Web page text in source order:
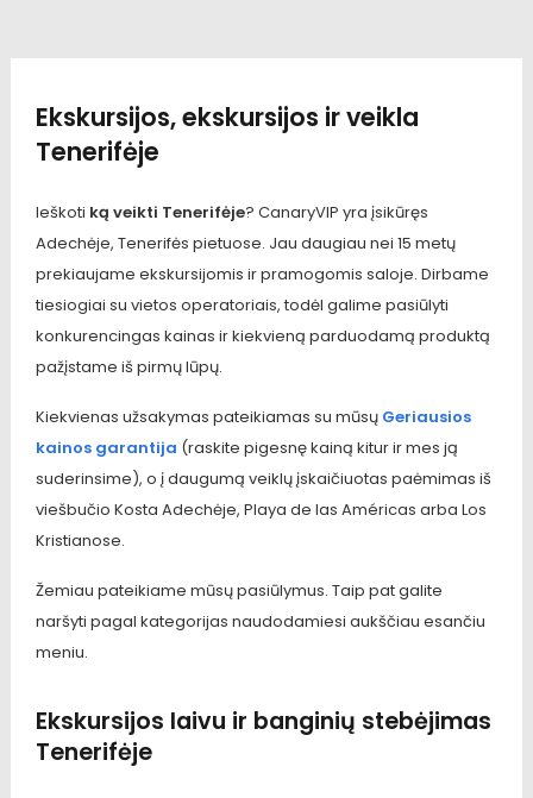
Ekskursijos, ekskursijos ir veikla
Tenerifėje
Ieškoti ką veikti Tenerifėje? CanaryVIP yra įsikūręs
Adechėje, Tenerifės pietuose. Jau daugiau nei 15 metų
prekiaujame ekskursijomis ir pramogomis saloje. Dirbame
tiesiogiai su vietos operatoriais, todėl galime pasiūlyti
konkurencingas kainas ir kiekvieną parduodamą produktą
pažįstame iš pirmų lūpų.
Kiekvienas užsakymas pateikiamas su mūsų Geriausios
kainos garantija (raskite pigesnę kainą kitur ir mes ją
suderinsime), o į daugumą veiklų įskaičiuotas paėmimas iš
viešbučio Kosta Adechėje, Playa de las Américas arba Los
Kristianose.
Žemiau pateikiame mūsų pasiūlymus. Taip pat galite
naršyti pagal kategorijas naudodamiesi aukščiau esančiu
meniu.
Ekskursijos laivu ir banginių stebėjimas
Tenerifėje